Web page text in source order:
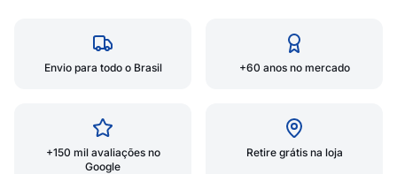
Envio para todo o Brasil +60 anos no mercado
+150 mil avaliações no
Google
Retire grátis na loja